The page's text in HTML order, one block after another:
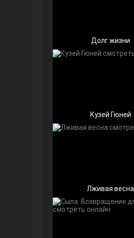
Долг жизни
Кузей Гюней
Лживая весна